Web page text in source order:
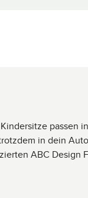
passen
in dein
ABC Design